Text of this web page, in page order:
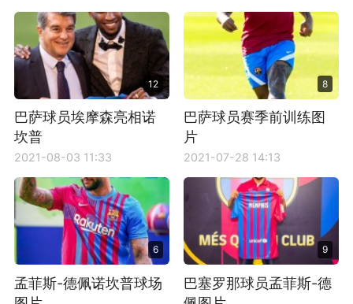
12
巴萨球员埃摩森亮相诺
坎普
2021-08-03 11:33
8
巴萨球员赛季前训练图
片
2021-07-28 14:13
6
孟菲斯-德佩诺坎普球场
9
巴塞罗那球员孟菲斯-德